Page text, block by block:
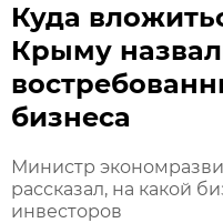
Куда
Крыму
бизнеса
Министр
рассказал, на какой
инвесторов